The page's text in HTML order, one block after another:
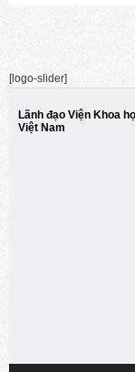
[logo-slider]
Lãnh đạo Viện Khoa
Việt Nam